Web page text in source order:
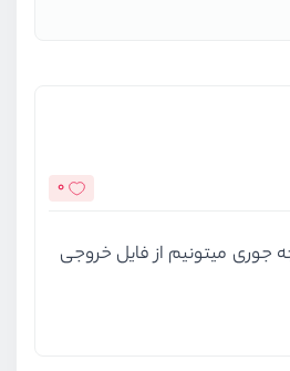
0
جوری میتونیم از فایل خروجی